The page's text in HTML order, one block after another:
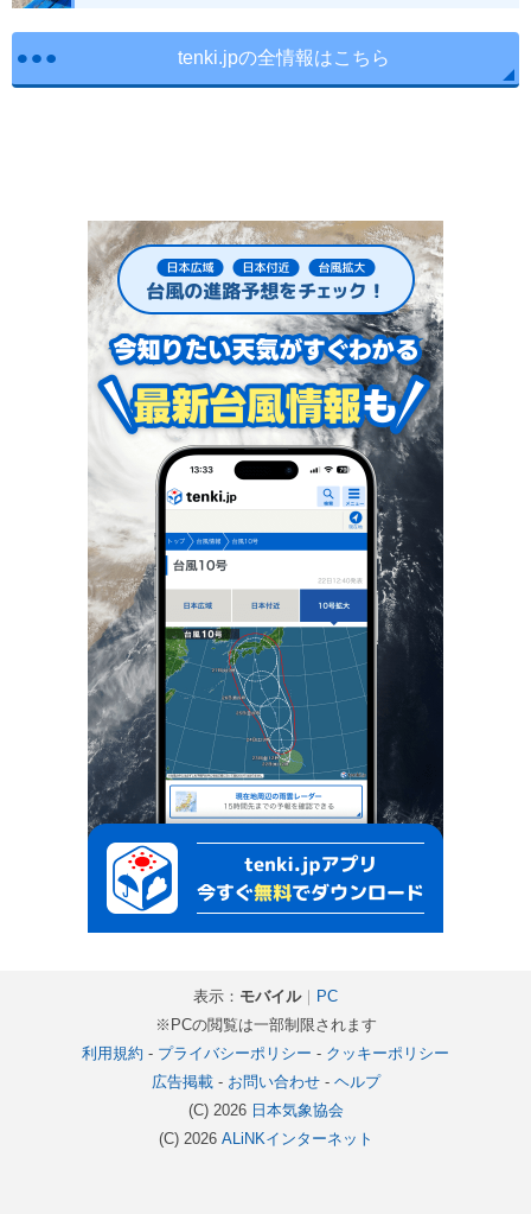
tenki.jpの全情報はこちら
表示： モバイル｜ PC
※PCの閲覧は一部制限されます
利用規約 - プライバシーポリシー - クッキーポリシー
広告掲載- お問い合わせ- ヘルプ
(C) 2026 日本気象協会
(C) 2026 ALiNKインターネット